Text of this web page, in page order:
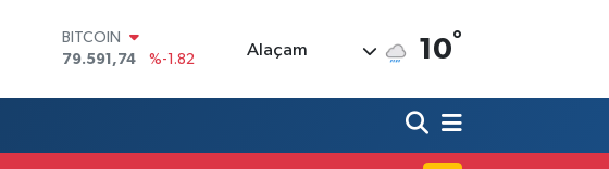
BITCOIN
79.591,74
%-1.82
Alaçam 10°